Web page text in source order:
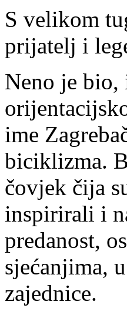
S velikom
prijatelj i
Neno je bio,
ime
biciklizma.
čovjek čija
inspirirali i
predanost,
sjećanjima,
zajednice.